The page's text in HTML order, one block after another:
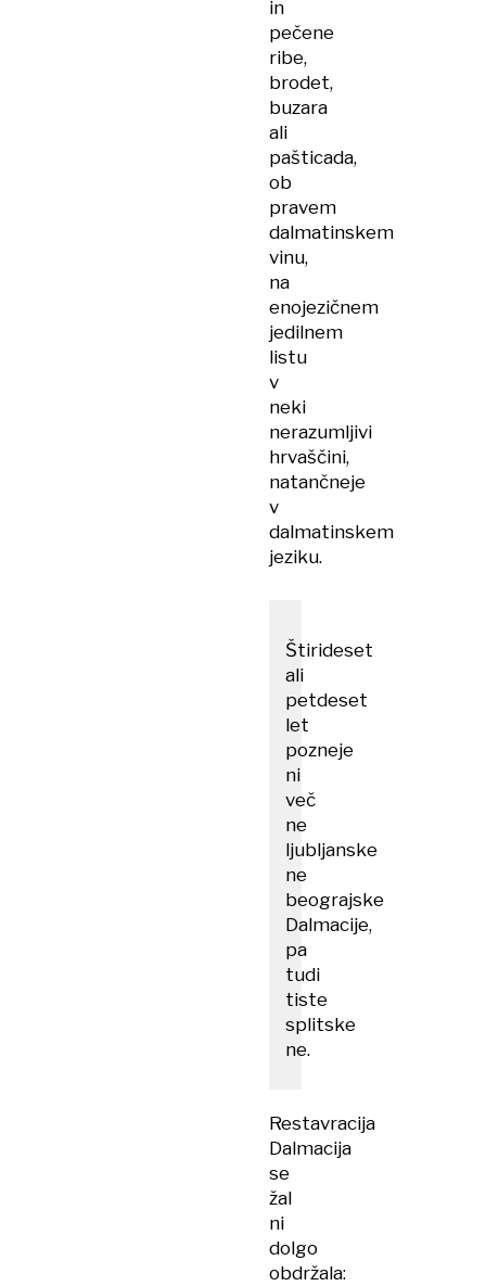
in
pečene
ribe,
brodet,
buzara
ali
pašticada,
ob
pravem
dalmatinskem
vinu,
na
enojezičnem
jedilnem
listu
v
neki
nerazumljivi
hrvaščini,
natančneje
v
dalmatinskem
jeziku.
Štirideset
ali
petdeset
let
pozneje
ni
več
ne
ljubljanske
ne
beograjske
Dalmacije,
pa
tudi
tiste
splitske
ne.​
Restavracija
Dalmacija
se
žal
ni
dolgo
obdržala: